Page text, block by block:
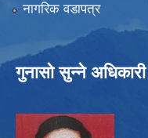
नागरिक वडापत्र
गुनासो सुन्ने अधिकारी